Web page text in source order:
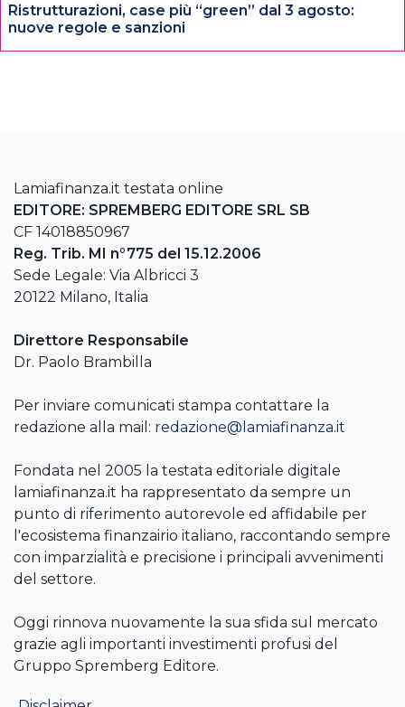
Ristrutturazioni, case più “green” dal 3 agosto:
nuove regole e sanzioni
Lamiafinanza.it testata online
EDITORE: SPREMBERG EDITORE SRL SB
CF 14018850967
Reg. Trib. MI n°775 del 15.12.2006
Sede Legale: Via Albricci 3
20122 Milano, Italia
Direttore Responsabile
Dr. Paolo Brambilla
Per inviare comunicati stampa contattare la
redazione alla mail: redazione@lamiafinanza.it
Fondata nel 2005 la testata editoriale digitale
lamiafinanza.it ha rappresentato da sempre un
punto di riferimento autorevole ed affidabile per
l'ecosistema finanzairio italiano, raccontando sempre
con imparzialità e precisione i principali avvenimenti
del settore.
Oggi rinnova nuovamente la sua sfida sul mercato
grazie agli importanti investimenti profusi del
Gruppo Spremberg Editore.